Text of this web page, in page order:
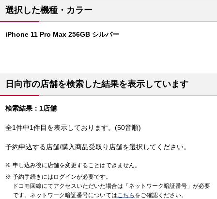
選択した機種・カラー
iPhone 11 Pro Max 256GB シルバー
日向市の店舗を検索した結果を表示しています
検索結果：1店舗
全1件中1件目を表示しております。(50音順)
予約申込する店舗/購入商品受取り店舗を選択してください。
申し込み後に店舗を変更することはできません。
予約手続きにはログインが必要です。
ドコモ回線にてアクセスいただいた場合は「ネットワーク暗証番号」が必要
です。ネットワーク暗証番号についてはこちら をご確認ください。